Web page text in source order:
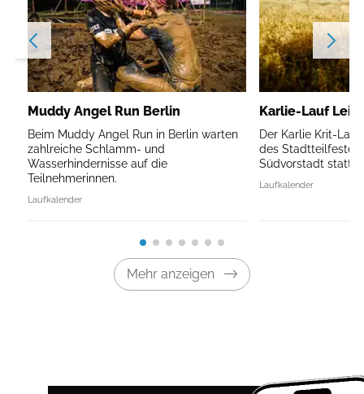
Muddy Angel Run Berlin
Beim Muddy Angel Run in Berlin warten
zahlreiche Schlamm- und
Wasserhindernisse auf die
Teilnehmerinnen.
Laufkalender
Karlie-Lauf
Der Karlie Krit-
des Stadtteilfestes
Südvorstadt statt.
Laufkalender
Mehr anzeigen